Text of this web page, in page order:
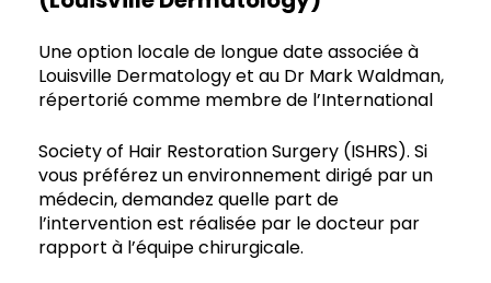
Une option locale de longue date associée à
Louisville Dermatology et au Dr Mark Waldman,
répertorié comme membre de l’International
Society of Hair Restoration Surgery (ISHRS). Si
vous préférez un environnement dirigé par un
médecin, demandez quelle part de
l’intervention est réalisée par le docteur par
rapport à l’équipe chirurgicale.